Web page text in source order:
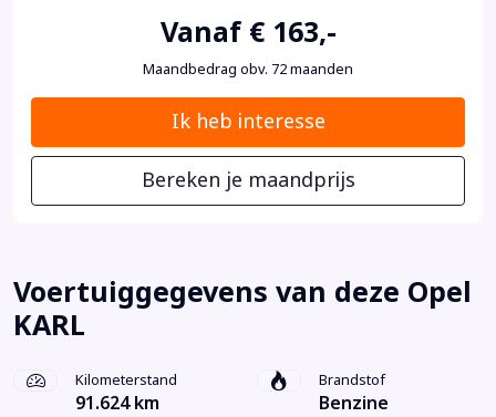
Vanaf € 163,-
Maandbedrag obv. 72 maanden
Ik heb interesse
Bereken je maandprijs
Voertuiggegevens van deze Opel
KARL
Kilometerstand
91.624 km
Brandstof
Benzine